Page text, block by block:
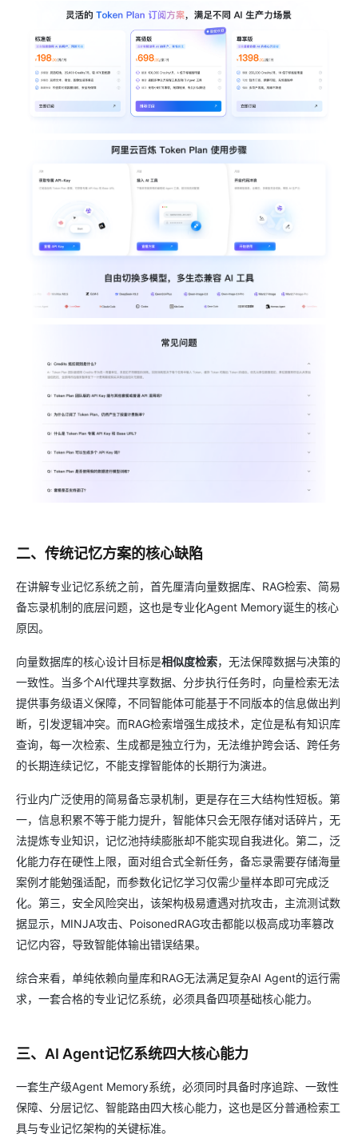
二、传统记忆方案的核心缺陷
在讲解专业记忆系统之前，首先厘清向量数据库、RAG检索、简易
备忘录机制的底层问题，这也是专业化Agent Memory诞生的核心
原因。
向量数据库的核心设计目标是相似度检索，无法保障数据与决策的
一致性。当多个AI代理共享数据、分步执行任务时，向量检索无法
提供事务级语义保障，不同智能体可能基于不同版本的信息做出判
断，引发逻辑冲突。而RAG检索增强生成技术，定位是私有知识库
查询，每一次检索、生成都是独立行为，无法维护跨会话、跨任务
的长期连续记忆，不能支撑智能体的长期行为演进。
行业内广泛使用的简易备忘录机制，更是存在三大结构性短板。第
一，信息积累不等于能力提升，智能体只会无限存储对话碎片，无
法提炼专业知识，记忆池持续膨胀却不能实现自我进化。第二，泛
化能力存在硬性上限，面对组合式全新任务，备忘录需要存储海量
案例才能勉强适配，而参数化记忆学习仅需少量样本即可完成泛
化。第三，安全风险突出，该架构极易遭遇对抗攻击，主流测试数
据显示，MINJA攻击、PoisonedRAG攻击都能以极高成功率篡改
记忆内容，导致智能体输出错误结果。
综合来看，单纯依赖向量库和RAG无法满足复杂AI Agent的运行需
求，一套合格的专业记忆系统，必须具备四项基础核心能力。
三、AI Agent记忆系统四大核心能力
一套生产级Agent Memory系统，必须同时具备时序追踪、一致性
保障、分层记忆、智能路由四大核心能力，这也是区分普通检索工
具与专业记忆架构的关键标准。